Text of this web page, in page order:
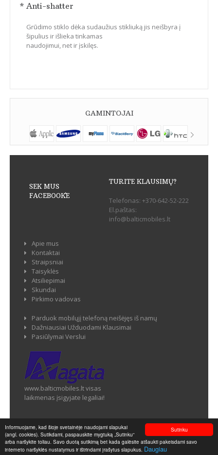
Sutinku
Informuojame, kad šioje svetainėje naudojami slapukai
(angl. cookies). Sutikdami, paspauskite mygtuką „Sutinku“
arba naršykite toliau. Savo duotą sutikimą bet kada galėsite atšaukti pakeisdami savo
interneto naršyklės nustatymus ir ištrindami įrašytus slapukus. Daugiau
* Anti-shatter
Grūdimo stiklo dėka sudaužius stikliuką jis neišbyra į
šipulius ir išlieka tinkamas
naudojimui, net ir įskilęs.
GAMINTOJAI
SEK MUS
FACEBOOK`E
TURITE KLAUSIMŲ?
Telefonas: +370-642-52-222
El.paštas:
info@balticmobiles.lt
Apie mus
Kontaktai
Straipsniai
Taisyklės
Atsiliepimai
Skundai
Pirkimo vadovas
Parduok mobilųjį telefoną neišėjęs iš namų
Dažniausiai Užduodami Klausimai
Pasiūlymai Verslui
www.balticmobiles.lt visas
laikmenas įsigyjate legaliai!
Balticmobiles.lt - Mobiliųjų telefonų ir jų priedų parduotuvė ©
2026